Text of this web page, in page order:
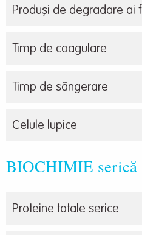
Produși de degradare ai
Timp de coagulare
Timp de sângerare
Celule lupice
BIOCHIMIE serică
Proteine totale serice